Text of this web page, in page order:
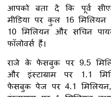
आपको बता दें कि पूर्व
मीडिया पर कुल 16 मिलियन
10 मिलियन और सचिन
फॉलोवर्स हैं।
राजे के फेसबुक पर 9.5
और इंस्टाग्राम पर 1.1
फेसबुक पेज पर 4.1